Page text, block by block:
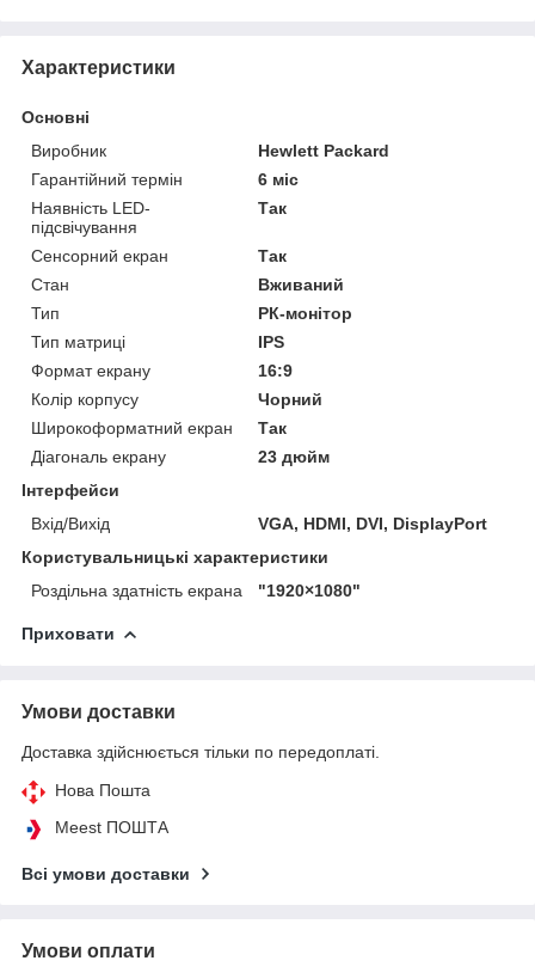
Характеристики
Основні
Виробник
Hewlett Packard
Гарантійний термін
6 міс
Наявність LED-
підсвічування
Так
Сенсорний екран
Так
Стан
Вживаний
Тип
РК-монітор
Тип матриці
IPS
Формат екрану
16:9
Колір корпусу
Чорний
Широкоформатний екран
Так
Діагональ екрану
23 дюйм
Інтерфейси
Вхід/Вихід
VGA, HDMI, DVI, DisplayPort
Користувальницькі характеристики
Роздільна здатність екрана
"1920×1080"
Приховати
Умови доставки
Доставка здійснюється тільки по передоплаті.
Нова Пошта
Meest ПОШТА
Всі умови доставки
Умови оплати